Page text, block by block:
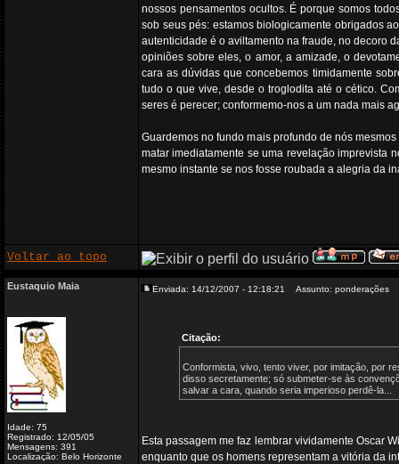
nossos pensamentos ocultos. É porque somos
sob seus pés: estamos biologicamente obrigados
autenticidade é o aviltamento na fraude, no decoro
opiniões sobre eles, o amor, a amizade, o
cara as dúvidas que concebemos timidamente
tudo o que vive, desde o troglodita até o cético.
seres é perecer; conformemo-nos a um nada mais
Guardemos no fundo mais profundo de nós
matar imediatamente se uma revelação imprevista
mesmo instante se nos fosse roubada a alegria da
Voltar ao topo
Eustaquio Maia
Idade: 75
Registrado: 12/05/05
Mensagens: 391
Localização: Belo Horizonte
Enviada: 14/12/2007 - 12:18:21 Assunto: ponderações
Citação:
Conformista, vivo, tento viver, por imitação, por
disso secretamente; só submeter-se às
salvar a cara, quando seria imperioso perdê-la...
Esta passagem me faz lembrar vividamente Oscar
enquanto que os homens representam a vitória da